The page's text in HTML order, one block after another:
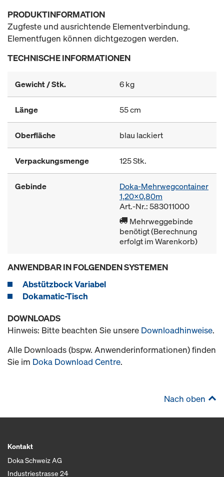
PRODUKTINFORMATION
Zugfeste und ausrichtende Elementverbindung.
Elementfugen können dichtgezogen werden.
TECHNISCHE INFORMATIONEN
Gewicht / Stk. 6 kg
Länge 55 cm
Oberfläche blau lackiert
Verpackungsmenge 125 Stk.
Gebinde
Doka-Mehrwegcontainer
1,20x0,80m
Art.-Nr.: 583011000
Mehrweggebinde
benötigt (Berechnung
erfolgt im Warenkorb)
ANWENDBAR IN FOLGENDEN SYSTEMEN
Abstützbock Variabel
Dokamatic-Tisch
DOWNLOADS
Hinweis: Bitte beachten Sie unsere Downloadhinweise.
Alle Downloads (bspw. Anwenderinformationen) finden
Sie im Doka Download Centre.
Nach oben
Kontakt
Doka Schweiz AG
Industriestrasse 24